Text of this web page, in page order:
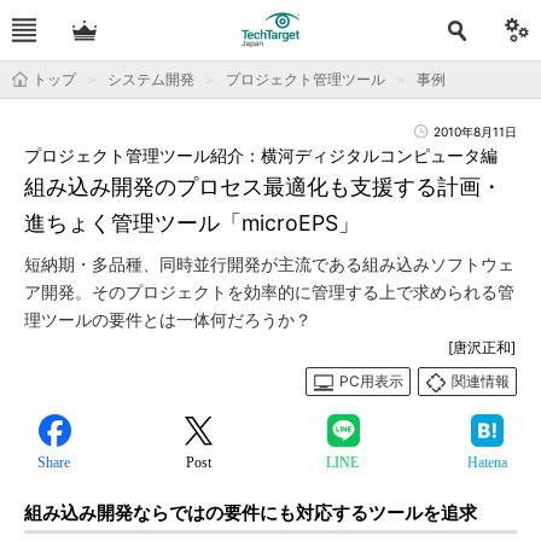
トップ システム開発 プロジェクト管理ツール 事例
2010年8月11日
組み込み開発のプロセス最適化も支援する計画・
進ちょく管理ツール「microEPS」
プロジェクト管理ツール紹介：横河ディジタルコンピュータ編
短納期・多品種、同時並行開発が主流である組み込みソフトウェ
ア開発。そのプロジェクトを効率的に管理する上で求められる管
理ツールの要件とは一体何だろうか？
[唐沢正和]
PC用表示
関連情報
Share Post LINE Hatena
組み込み開発ならではの要件にも対応するツールを追求